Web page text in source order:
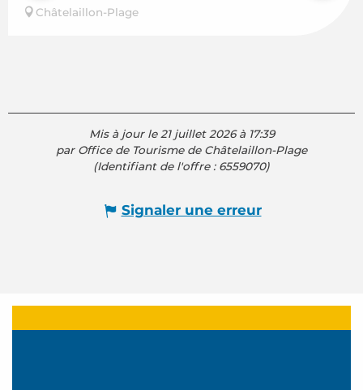
Châtelaillon-Plage
Mis à jour le 21 juillet 2026 à 17:39
par Office de Tourisme de Châtelaillon-Plage
(Identifiant de l'offre : 6559070)
Signaler une erreur